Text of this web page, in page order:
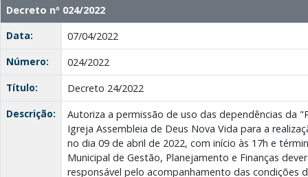
Decreto nº 024/2022
Data:
07/04/2022
Número:
024/2022
Título:
Decreto 24/2022
Descrição:
Autoriza a permissão de uso das dependências da
Igreja Assembleia de Deus Nova Vida para a
no dia 09 de abril de 2022, com início às 17h e
Municipal de Gestão, Planejamento e Finanças
responsável pelo acompanhamento das condições